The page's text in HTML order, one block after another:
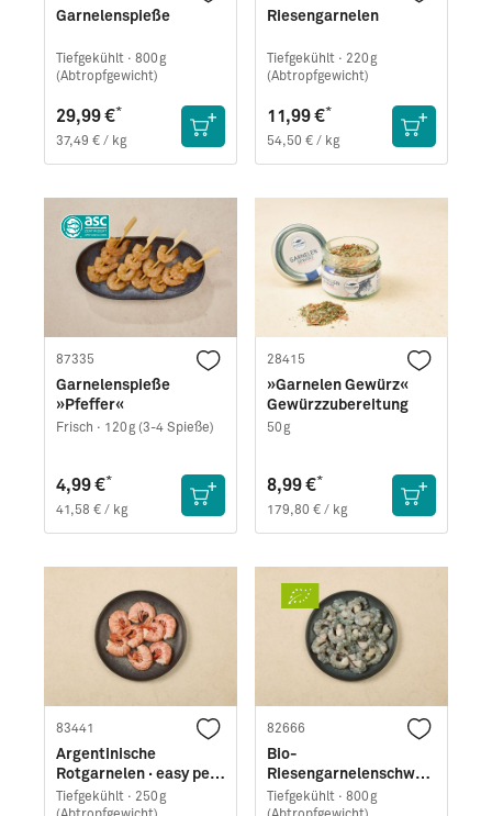
Garnelenspieße
Tiefgekühlt · 800g
(Abtropfgewicht)
29,99 €*
37,49 € / kg
Riesengarnelen
Tiefgekühlt · 220g
(Abtropfgewicht)
11,99 €*
54,50 € / kg
87335
Garnelenspieße
»Pfeffer«
Frisch · 120g (3-4 Spieße)
4,99 €*
41,58 € / kg
28415
»Garnelen Gewürz«
Gewürzzubereitung
50g
8,99 €*
179,80 € / kg
83441
Argentinische
Rotgarnelen · easy peel
(250g)
Tiefgekühlt · 250g
82666
Bio-
Riesengarnelenschwän
ze (Black Tiger) · ohne
Tiefgekühlt · 800g